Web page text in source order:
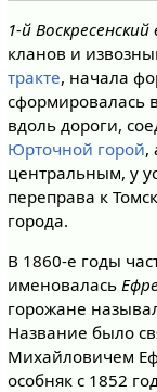
1-й Воскресенский
кланов и
тракте, начала
сформировалась
вдоль дороги,
Юрточной горой,
центральным, у
переправа к
города.
В 1860-е годы
именовалась
горожане
Название было
Михайловичем
особняк с 1852